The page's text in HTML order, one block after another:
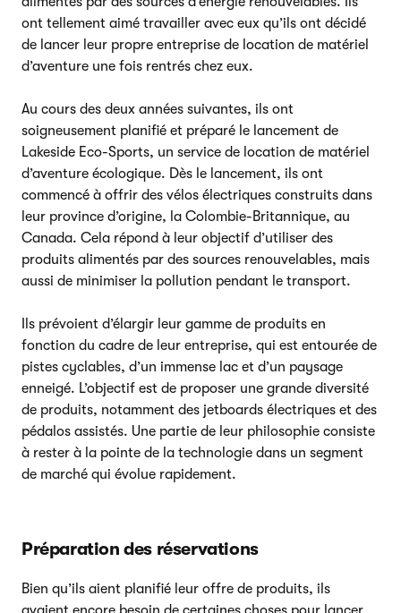
ont tellement aimé travailler avec eux qu’ils ont décidé
de lancer leur propre entreprise de location de matériel
d’aventure une fois rentrés chez eux.
Au cours des deux années suivantes, ils ont
soigneusement planifié et préparé le lancement de
Lakeside Eco-Sports, un service de location de matériel
d’aventure écologique. Dès le lancement, ils ont
commencé à offrir des vélos électriques construits dans
leur province d’origine, la Colombie-Britannique, au
Canada. Cela répond à leur objectif d’utiliser des
produits alimentés par des sources renouvelables, mais
aussi de minimiser la pollution pendant le transport.
Ils prévoient d’élargir leur gamme de produits en
fonction du cadre de leur entreprise, qui est entourée de
pistes cyclables, d’un immense lac et d’un paysage
enneigé. L’objectif est de proposer une grande diversité
de produits, notamment des jetboards électriques et des
pédalos assistés. Une partie de leur philosophie consiste
à rester à la pointe de la technologie dans un segment
de marché qui évolue rapidement.
Préparation des réservations
Bien qu’ils aient planifié leur offre de produits, ils